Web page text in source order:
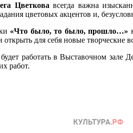
Цветкова всегда важна
цветовых акцентов и,
«Что было, то было, прошло…»
для себя новые творческие
работать в Выставочном зале
работ.